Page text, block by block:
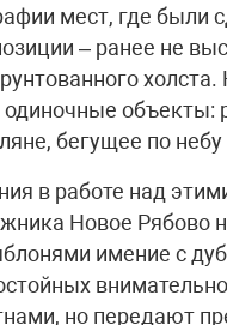
мест, где были
– ранее не
объекты:
бегущее по
в работе над
Новое Рябово
имение с
но передают